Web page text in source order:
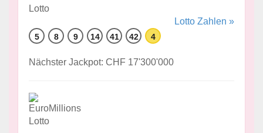
Lotto Zahlen »
5 8 9 14 41 42 4
Nächster Jackpot: CHF 17'300'000